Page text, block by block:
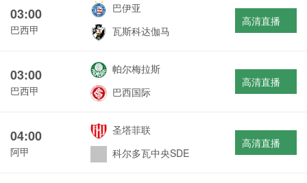
03:00
巴西甲
巴伊亚
瓦斯科达伽马
高清直播
03:00
巴西甲
帕尔梅拉斯
巴西国际
高清直播
04:00
阿甲
圣塔菲联
科尔多瓦中央SDE
高清直播